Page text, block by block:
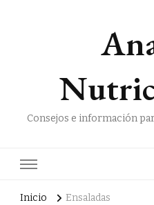
Consejos e información
Inicio Ensaladas